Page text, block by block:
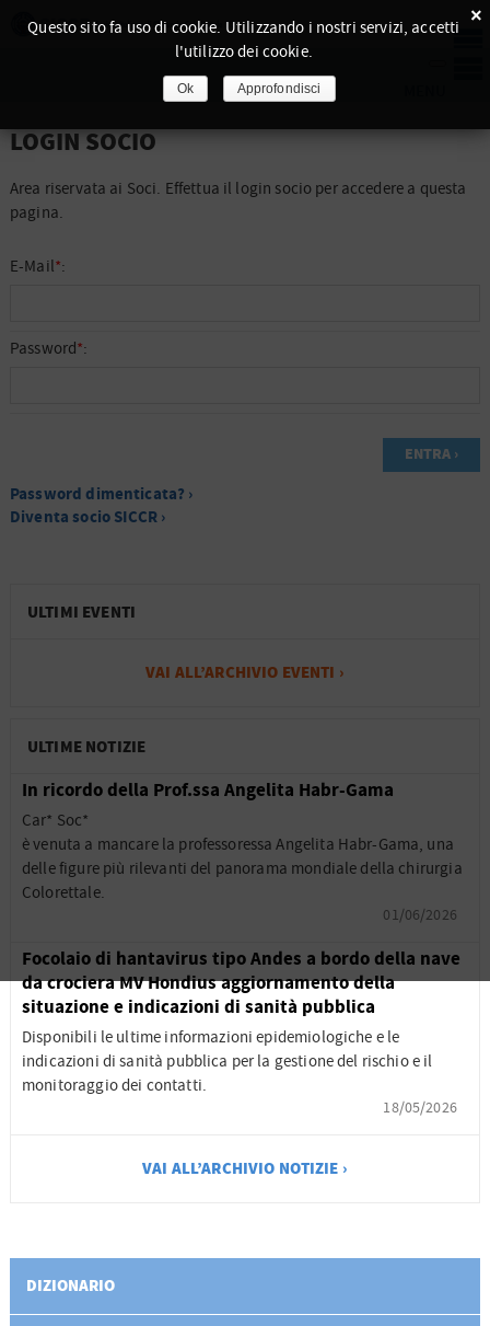
LOGIN SOCIO
Area riservata ai Soci. Effettua il login socio per accedere a questa
pagina.
E-Mail*:
Password*:
Password dimenticata? ›
Diventa socio SICCR ›
ULTIMI EVENTI
VAI ALL’ARCHIVIO EVENTI ›
ULTIME NOTIZIE
In ricordo della Prof.ssa Angelita Habr-Gama
Car* Soc*
è venuta a mancare la professoressa Angelita Habr-Gama, una
delle figure più rilevanti del panorama mondiale della chirurgia
Colorettale.
01/06/2026
Focolaio di hantavirus tipo Andes a bordo della nave
da crociera MV Hondius aggiornamento della
situazione e indicazioni di sanità pubblica
Disponibili le ultime informazioni epidemiologiche e le
indicazioni di sanità pubblica per la gestione del rischio e il
monitoraggio dei contatti.
18/05/2026
VAI ALL’ARCHIVIO NOTIZIE ›
DIZIONARIO
×
Questo sito fa uso di cookie. Utilizzando i nostri servizi, accetti
l'utilizzo dei cookie.
Ok Approfondisci